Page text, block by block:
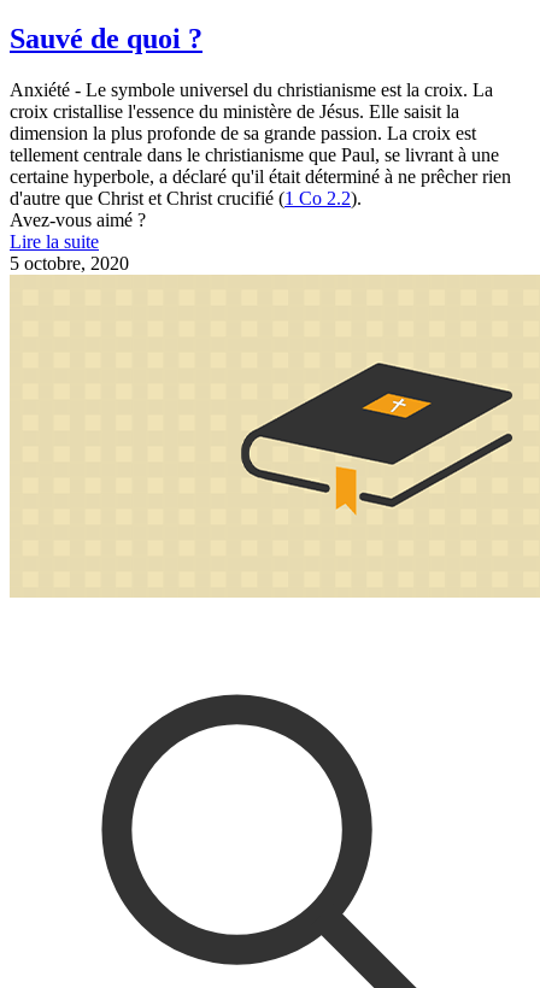
Sauvé de quoi ?
Anxiété - Le symbole universel du christianisme est la croix. La
croix cristallise l'essence du ministère de Jésus. Elle saisit la
dimension la plus profonde de sa grande passion. La croix est
tellement centrale dans le christianisme que Paul, se livrant à une
certaine hyperbole, a déclaré qu'il était déterminé à ne prêcher rien
d'autre que Christ et Christ crucifié (1 Co 2.2).
Avez-vous aimé ?
Lire la suite
5 octobre, 2020